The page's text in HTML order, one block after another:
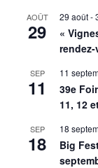
AOÛT
29
29 août-
«
SEP
11
11
39e
11, 12
SEP
18
18
Big